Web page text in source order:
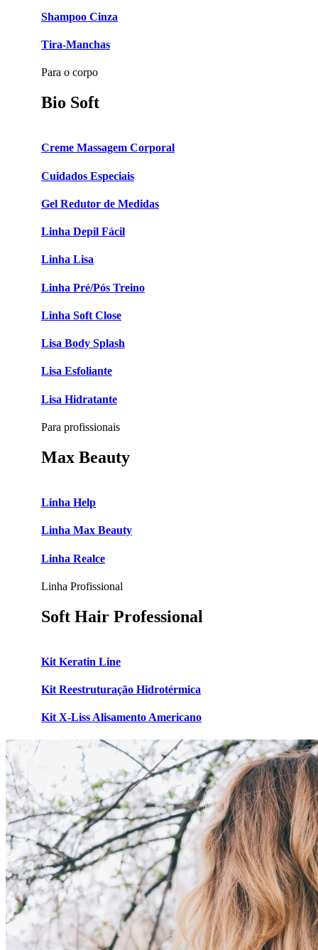
Shampoo Cinza
Tira-Manchas
Para o corpo
Bio Soft
Creme Massagem Corporal
Cuidados Especiais
Gel Redutor de Medidas
Linha Depil Fácil
Linha Lisa
Linha Pré/Pós Treino
Linha Soft Close
Lisa Body Splash
Lisa Esfoliante
Lisa Hidratante
Para profissionais
Max Beauty
Linha Help
Linha Max Beauty
Linha Realce
Linha Profissional
Soft Hair Professional
Kit Keratin Line
Kit Reestruturação Hidrotérmica
Kit X-Liss Alisamento Americano